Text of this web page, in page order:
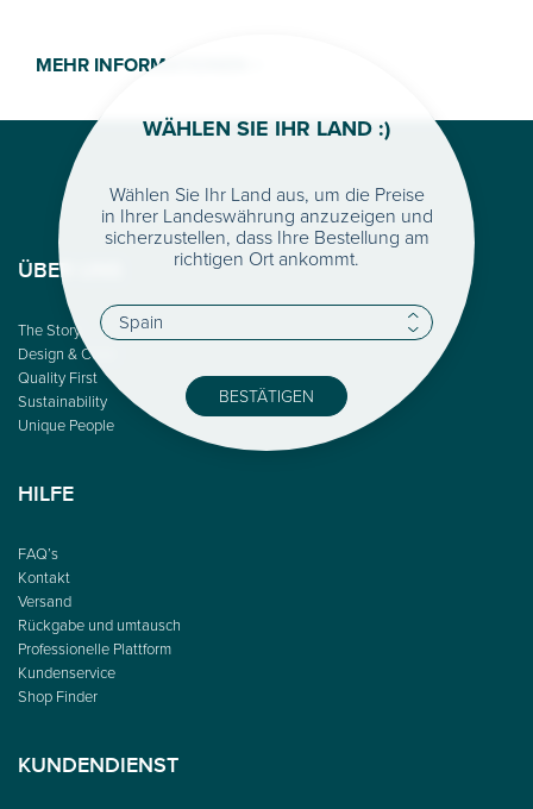
MEHR INFORMATIONEN >
ÜBER UNS
The Story
Design & Color
Quality First
Sustainability
Unique People
HILFE
FAQ’s
Kontakt
Versand
Rückgabe und umtausch
Professionelle Plattform
Kundenservice
Shop Finder
KUNDENDIENST
WÄHLEN SIE IHR LAND :)
Wählen Sie Ihr Land aus, um die Preise
in Ihrer Landeswährung anzuzeigen und
sicherzustellen, dass Ihre Bestellung am
richtigen Ort ankommt.
BESTÄTIGEN